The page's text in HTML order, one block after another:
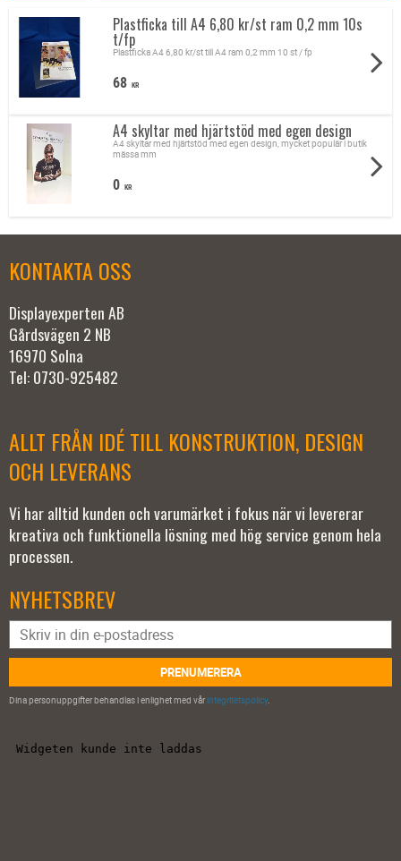
Plastficka till A4 6,80 kr/st ram 0,2 mm 10s
t/fp
Plastficka A4 6,80 kr/st till A4 ram 0,2 mm 10 st / fp
68 KR
A4 skyltar med hjärtstöd med egen design
A4 skyltar med hjärtstöd med egen design, mycket populär i butik
mässa mm
0 KR
KONTAKTA OSS
Displayexperten AB
Gårdsvägen 2 NB
16970 Solna
Tel: 0730-925482
ALLT FRÅN IDÉ TILL KONSTRUKTION, DESIGN
OCH LEVERANS
Vi har alltid kunden och varumärket i fokus när vi levererar
kreativa och funktionella lösning med hög service genom hela
processen.
NYHETSBREV
PRENUMERERA
Dina personuppgifter behandlas i enlighet med vårintegritetspolicy.